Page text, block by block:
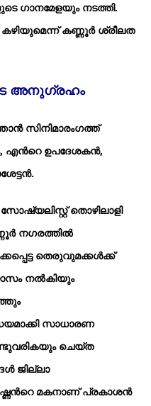
ഗാനമേളയും നടത്തി.
കഴിയുമെന്ന് കണ്ണൂര്‍ ശ്രീലത
അനുഗ്രഹം
സിനിമാരംഗത്ത്
എന്‍റെ ഉപദേശകന്‍,
തൊഴിലാളി
നഗരത്തില്‍
തെരുവുമക്കള്‍ക്ക്
നല്‍കിയും
സാധാരണ
ചെയ്ത
ജില്ലാ
മകനാണ് പ്രകാശന്‍